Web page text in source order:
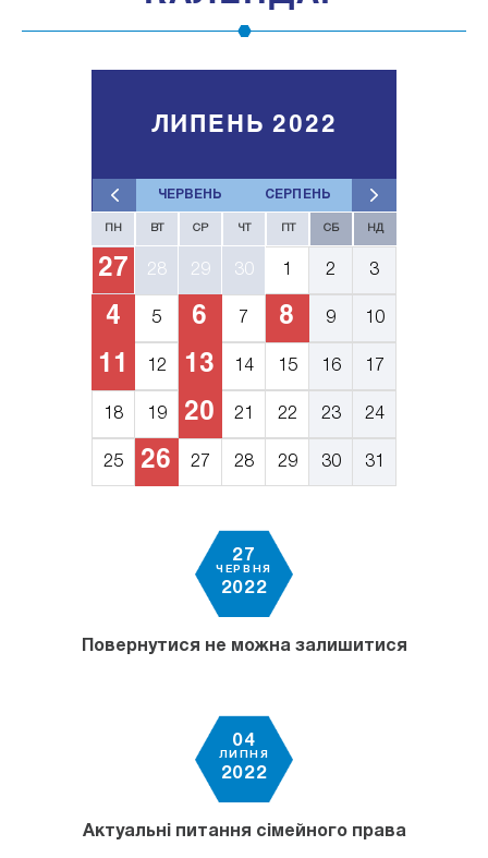
ЧЕРВЕНЬ СЕРПЕНЬ
ЛИПЕНЬ 2022
ПН ВТ СР ЧТ ПТ СБ НД
27 28 29 30 1 2 3
4 5 6 7 8 9 10
11 12 13 14 15 16 17
18 19 20 21 22 23 24
25 26 27 28 29 30 31
27
ЧЕРВНЯ
2022
Повернутися не можна залишитися
04
ЛИПНЯ
2022
Актуальні питання сімейного права